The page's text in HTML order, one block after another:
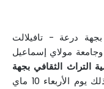
درعة - تافيلالت
وجامعة مولاي إسماعيل
التراث الثقافي بجهة
، وذلك يوم الأربعاء 10 ماي